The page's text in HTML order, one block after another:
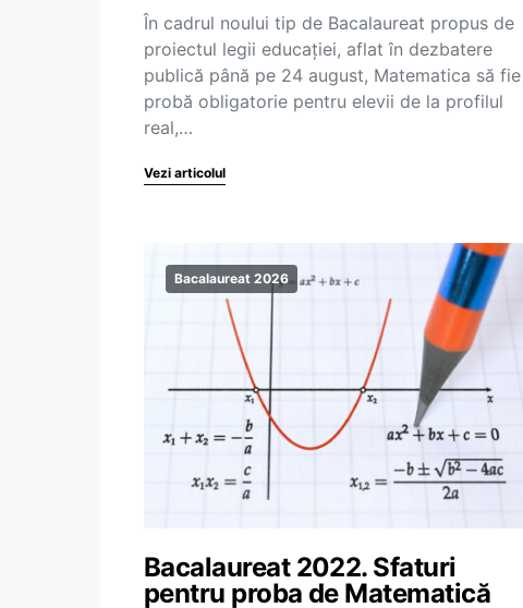
În cadrul noului tip de Bacalaureat propus de
proiectul legii educației, aflat în dezbatere
publică până pe 24 august, Matematica să fie
probă obligatorie pentru elevii de la profilul
real,…
Vezi articolul
Bacalaureat 2026
Bacalaureat 2022. Sfaturi
pentru proba de Matematică